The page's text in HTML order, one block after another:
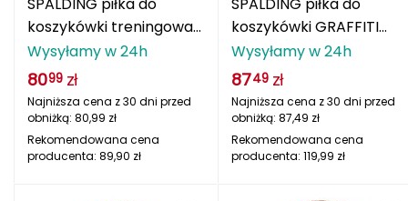
HAGLÖFS
HMS
HMS PREMIUM
Haago
koszykówki treningowa
VARSITY TF-150 +
POMPKA
Wysyłamy w 24h
8099 zł
Najniższa cena z 30 dni przed
obniżką: 80,99 zł
Rekomendowana cena
producenta: 89,90 zł
koszykówki GRAFFITI
szara
Wysyłamy w 24h
8749 zł
Najniższa cena z 30 dni przed
obniżką: 87,49 zł
Rekomendowana cena
producenta: 119,99 zł